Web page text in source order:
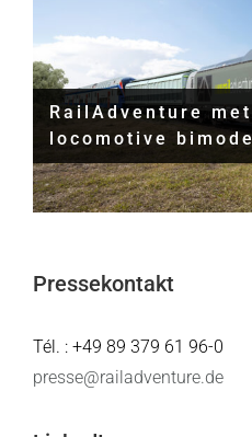
RailAdventure
locomotive
Pressekontakt
Tél. : +49 89 379 61 96-0
presse@railadventure.de